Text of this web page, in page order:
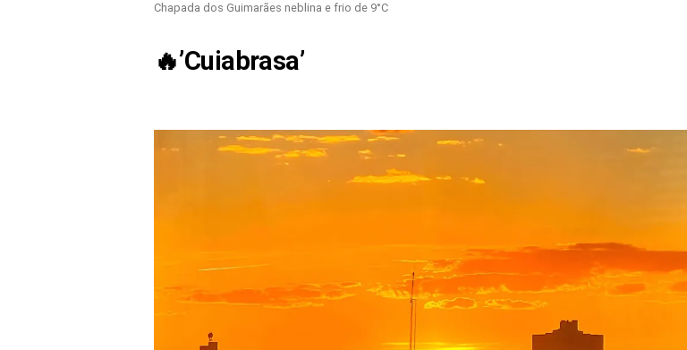
Chapada dos Guimarães neblina e frio de 9°C
🔥’Cuiabrasa’